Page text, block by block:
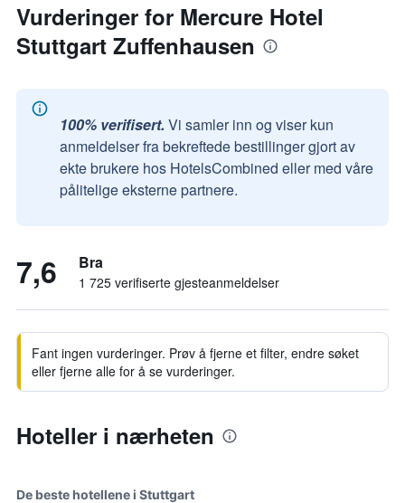
Vurderinger for Mercure Hotel
Stuttgart Zuffenhausen
100% verifisert. Vi samler inn og viser kun
anmeldelser fra bekreftede bestillinger gjort av
ekte brukere hos HotelsCombined eller med våre
pålitelige eksterne partnere.
7,6 Bra
1 725 verifiserte gjesteanmeldelser
Fant ingen vurderinger. Prøv å fjerne et filter, endre søket
eller fjerne alle for å se vurderinger.
Hoteller i nærheten
De beste hotellene i Stuttgart